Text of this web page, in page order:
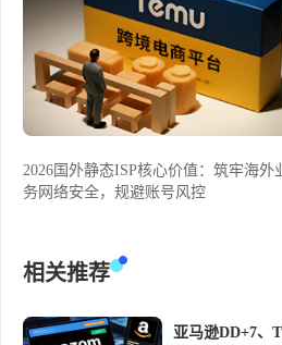
2026国外静态ISP核心价值：筑牢海外
务网络安全，规避账号风控
相关推荐
亚马逊DD+7、